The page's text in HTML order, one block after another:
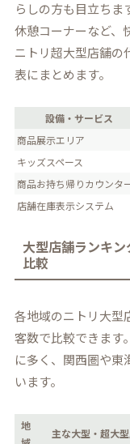
らしの方も目立ちま
休憩コーナーなど、
ニトリ超大型店舗の
表にまとめます。
設備・サービス
商品展示エリア
キッズスペース
商品お持ち帰りカウンタ
店舗在庫表示システム
大型店舗ランキ
比較
各地域のニトリ大型
客数で比較できます
に多く、関西圏や東
います。
地
主な大型・超大